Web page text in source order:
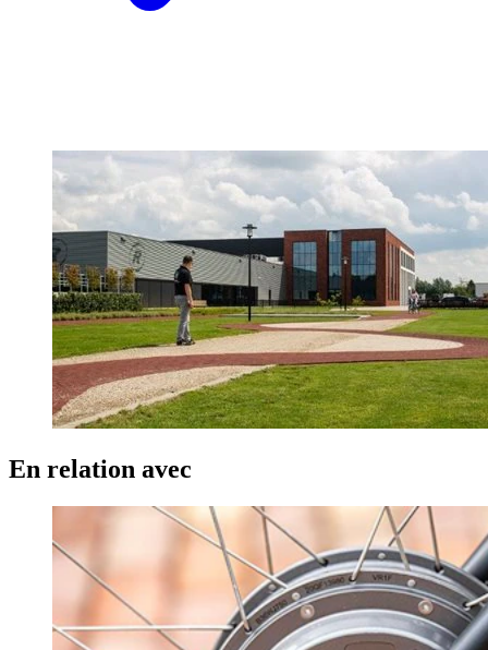
En relation avec